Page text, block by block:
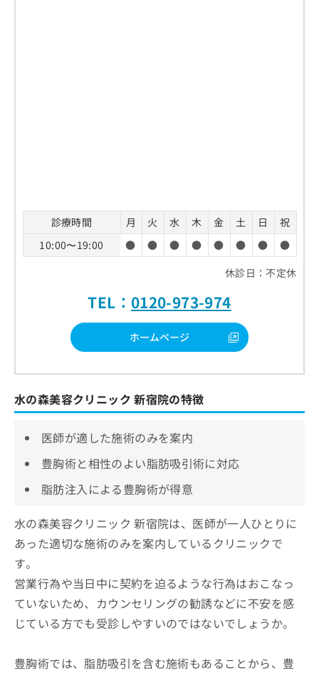
診療時間 月 火 水 木 金 土 日
祝
10:00〜19:00
● ● ● ● ● ● ●
●
休診日：不定休
TEL： 0120-973-974
ホームページ
水の森美容クリニック 新宿院の特徴
医師が適した施術のみを案内
豊胸術と相性のよい脂肪吸引術に対応
脂肪注入による豊胸術が得意
水の森美容クリニック 新宿院は、医師が一人ひとりに
あった適切な施術のみを案内しているクリニックで
す。
営業行為や当日中に契約を迫るような行為はおこなっ
ていないため、カウンセリングの勧誘などに不安を感
じている方でも受診しやすいのではないでしょうか。
豊胸術では、脂肪吸引を含む施術もあることから、豊